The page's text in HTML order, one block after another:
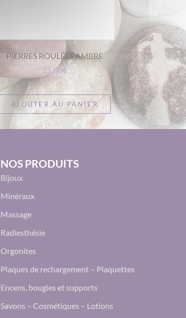
PIERRES ROULÉES AMBRE
15,00€
AJOUTER AU PANIER
NOS PRODUITS
Bijoux
Minéraux
Massage
Radiesthésie
Orgonites
Plaques de rechargement – Plaquettes
Encens, bougies et supports
Savons – Cosmétiques – Lotions